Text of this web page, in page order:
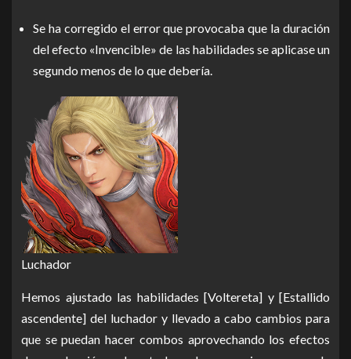
Se ha corregido el error que provocaba que la duración
del efecto «Invencible» de las habilidades se aplicase un
segundo menos de lo que debería.
Luchador
Hemos ajustado las habilidades [Voltereta] y [Estallido
ascendente] del luchador y llevado a cabo cambios para
que se puedan hacer combos aprovechando los efectos